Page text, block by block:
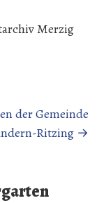
Merzig
der Gemeinde
Ritzing →